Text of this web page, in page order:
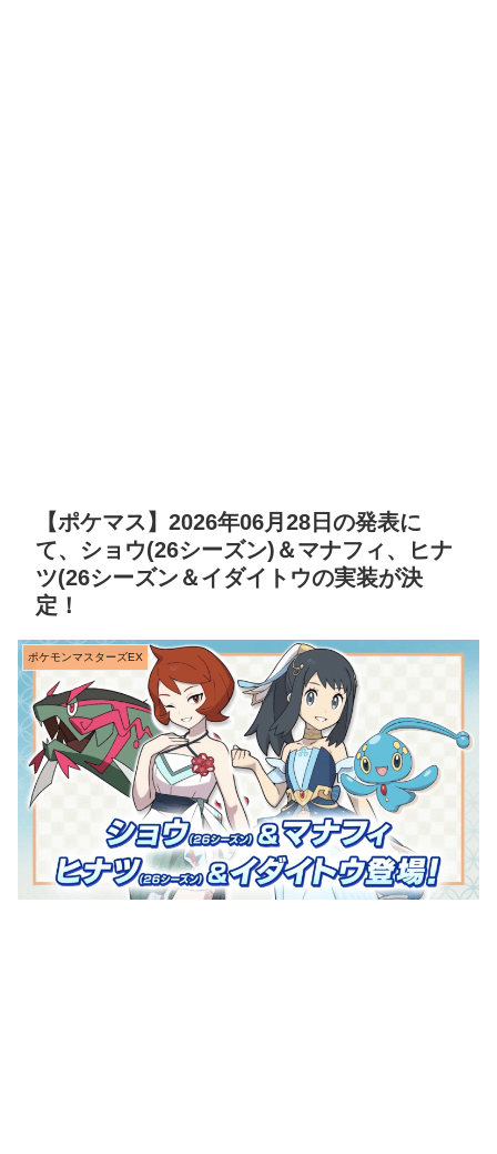
【ポケマス】2026年06月28日の発表に
て、ショウ(26シーズン)＆マナフィ、ヒナ
ツ(26シーズン＆イダイトウの実装が決
定！
ポケモンマスターズEX